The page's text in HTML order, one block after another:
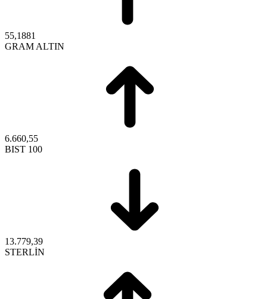
55,1881
GRAM ALTIN
6.660,55
BIST 100
13.779,39
STERLİN